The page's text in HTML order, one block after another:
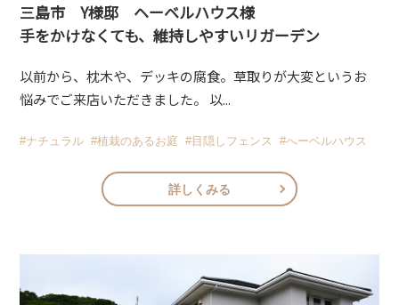
三島市 Y様邸 ヘーベルハウス様
手をかけなくても、維持しやすいリガーデン
以前から、枕木や、デッキの腐食。草取りが大変というお
悩みでご来店いただきました。 以...
#ナチュラル #植栽のあるお庭 #目隠しフェンス #へーベルハウス
詳しくみる